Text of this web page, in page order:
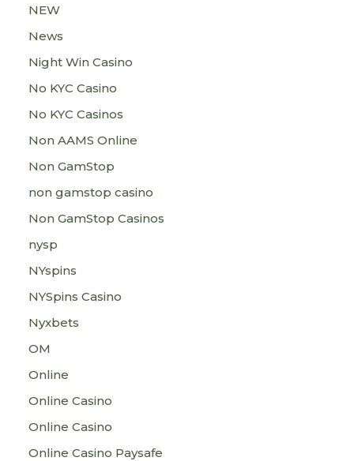
NEW
News
Night Win Casino
No KYC Casino
No KYC Casinos
Non AAMS Online
Non GamStop
non gamstop casino
Non GamStop Casinos
nysp
NYspins
NYSpins Casino
Nyxbets
OM
Online
Online Casino
Online Casino
Online Casino Paysafe